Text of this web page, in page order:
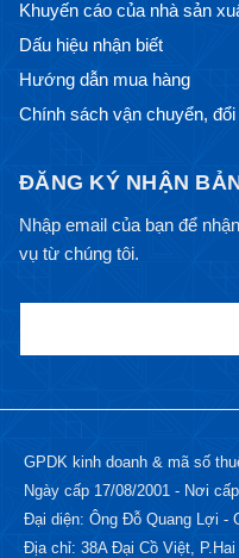
Khuyến cáo của nhà sản
Dấu hiệu nhận biết
Hướng dẫn mua hàng
Chính sách vận chuyển, đổi
ĐĂNG KÝ NHẬN
Nhập email của bạn để
vụ từ chúng tôi.
GPDK kinh doanh & mã số
Ngày cấp 17/08/2001 - Nơi
Đại diện: Ông Đỗ Quang Lợi -
Địa chỉ: 38A Đại Cồ Việt, P.Hai